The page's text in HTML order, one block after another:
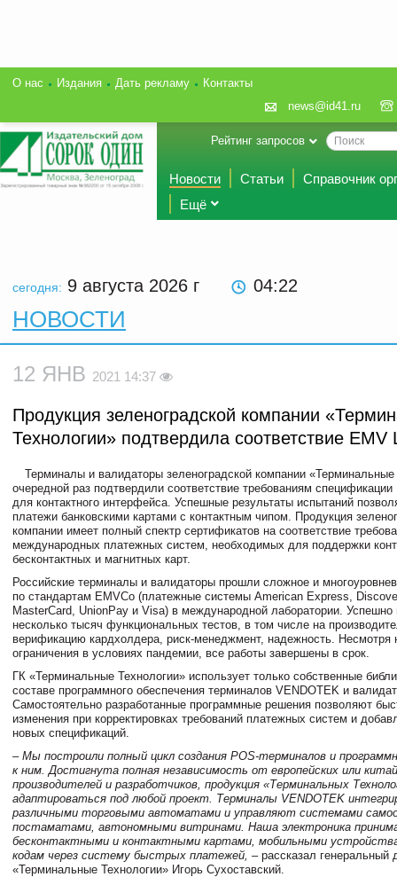
О нас Издания Дать рекламу
Контакты
news@id41.ru
Рейтинг запросов
Новости Статьи
Справочник
Ещё
сегодня: 9 августа 2026 г 04:22
НОВОСТИ
12 ЯНВ 2021 14:37
Продукция зеленоградской компании
Технологии» подтвердила соответствие EMV
Терминалы и валидаторы зеленоградской компании «Терминальные
очередной раз подтвердили соответствие требованиям
для контактного интерфейса. Успешные результаты испытаний
платежи банковскими картами с контактным чипом. Продукция
компании имеет полный спектр сертификатов на соответствие
международных платежных систем, необходимых для поддержки
бесконтактных и магнитных карт.
Российские терминалы и валидаторы прошли сложное и
по стандартам EMVСo (платежные системы American Express,
MasterCard, UnionPay и Visa) в международной лаборатории. Успешно
несколько тысяч функциональных тестов, в том числе на
верификацию кардхолдера, риск-менеджмент, надежность. Несмотря
ограничения в условиях пандемии, все работы завершены в срок.
ГК «Терминальные Технологии» использует только собственные
составе программного обеспечения терминалов VENDOTEK и
Самостоятельно разработанные программные решения позволяют
изменения при корректировках требований платежных систем и
новых спецификаций.
– Мы построили полный цикл создания POS-терминалов и
к ним. Достигнута полная независимость от европейских или
производителей и разработчиков, продукция «Терминальных
адаптироваться под любой проект. Терминалы VENDOTEK
различными торговыми автоматами и управляют системами
постаматами, автономными витринами. Наша электроника
бесконтактными и контактными картами, мобильными
кодам через систему быстрых платежей, – рассказал генеральный
«Терминальные Технологии» Игорь Сухоставский